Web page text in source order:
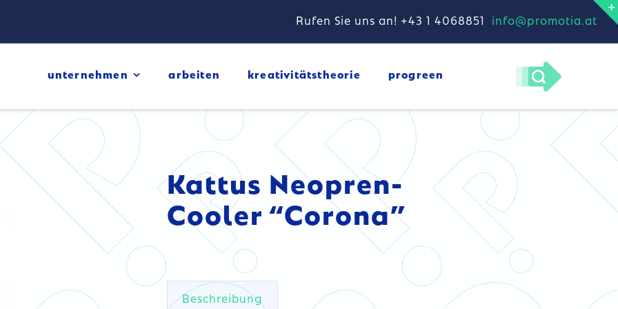
Rufen Sie uns an! +43 1 4068851 info@promotia.at
unternehmen arbeiten kreativitätstheorie progreen
Kattus Neopren-
Cooler “Corona”
Beschreibung